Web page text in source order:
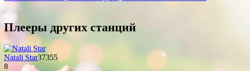
Плееры других станций
Natali Star37355
8